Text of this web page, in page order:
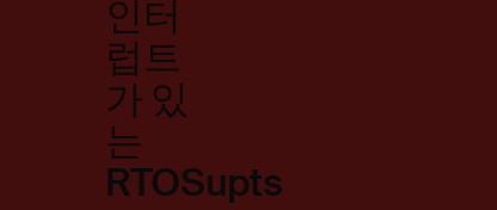
인터
럽트
가 있
는
RTOSupts